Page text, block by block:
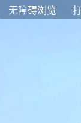
无障碍浏览